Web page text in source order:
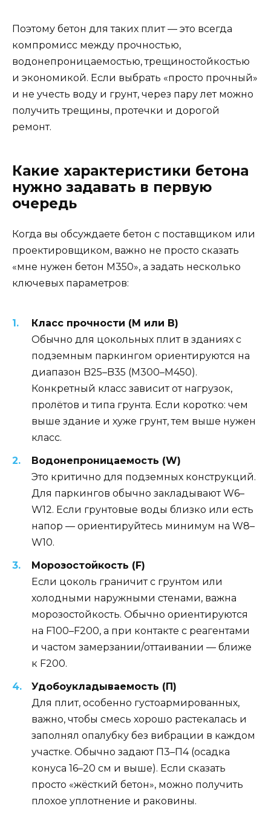
Поэтому бетон для таких плит — это всегда
компромисс между прочностью,
водонепроницаемостью, трещиностойкостью
и экономикой. Если выбрать «просто прочный»
и не учесть воду и грунт, через пару лет можно
получить трещины, протечки и дорогой
ремонт.
Какие характеристики бетона
нужно задавать в первую
очередь
Когда вы обсуждаете бетон с поставщиком или
проектировщиком, важно не просто сказать
«мне нужен бетон М350», а задать несколько
ключевых параметров:
Класс прочности (М или B)
Обычно для цокольных плит в зданиях с
подземным паркингом ориентируются на
диапазон B25–B35 (М300–М450).
Конкретный класс зависит от нагрузок,
пролётов и типа грунта. Если коротко: чем
выше здание и хуже грунт, тем выше нужен
класс.
Водонепроницаемость (W)
Это критично для подземных конструкций.
Для паркингов обычно закладывают W6–
W12. Если грунтовые воды близко или есть
напор — ориентируйтесь минимум на W8–
W10.
Морозостойкость (F)
Если цоколь граничит с грунтом или
холодными наружными стенами, важна
морозостойкость. Обычно ориентируются
на F100–F200, а при контакте с реагентами
и частом замерзании/оттаивании — ближе
к F200.
Удобоукладываемость (П)
Для плит, особенно густоармированных,
важно, чтобы смесь хорошо растекалась и
заполнял опалубку без вибрации в каждом
участке. Обычно задают П3–П4 (осадка
конуса 16–20 см и выше). Если сказать
просто «жёсткий бетон», можно получить
плохое уплотнение и раковины.